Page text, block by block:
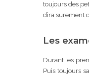
toujours des
dira surement
Les
Durant les
Puis toujours